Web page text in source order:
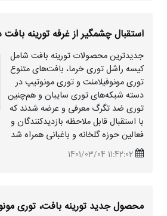
استقبال چشمگیر از غرفه تورینه بافت
جدیدترین محصولات تورینه بافت شامل
کیسه راشل توری خرما، بافت‌های متنوع
توری مونوفیلامنت و توری مونوتیپ در
دسته شبکه‌های توری سایبان و هم‌چنین
توری ضد تگرگ معرفی و عرضه شدند که
با استقبال قابل ملاحظه بازدیدکنندگان و
فعالین حوزه گلخانه و باغبانی همراه شد
11:42:02 1401/03/04
محصول جدید تورینه بافت، توری